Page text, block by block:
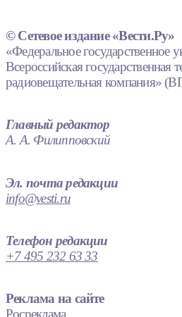
© Сетевое издание «Вести.Ру»
«Федеральное государственное
Всероссийская государственная
радиовещательная компания»
Главный редактор
А. А. Филипповский
Эл. почта редакции
info@vesti.ru
Телефон редакции
+7 495 232 63 33
Реклама на сайте